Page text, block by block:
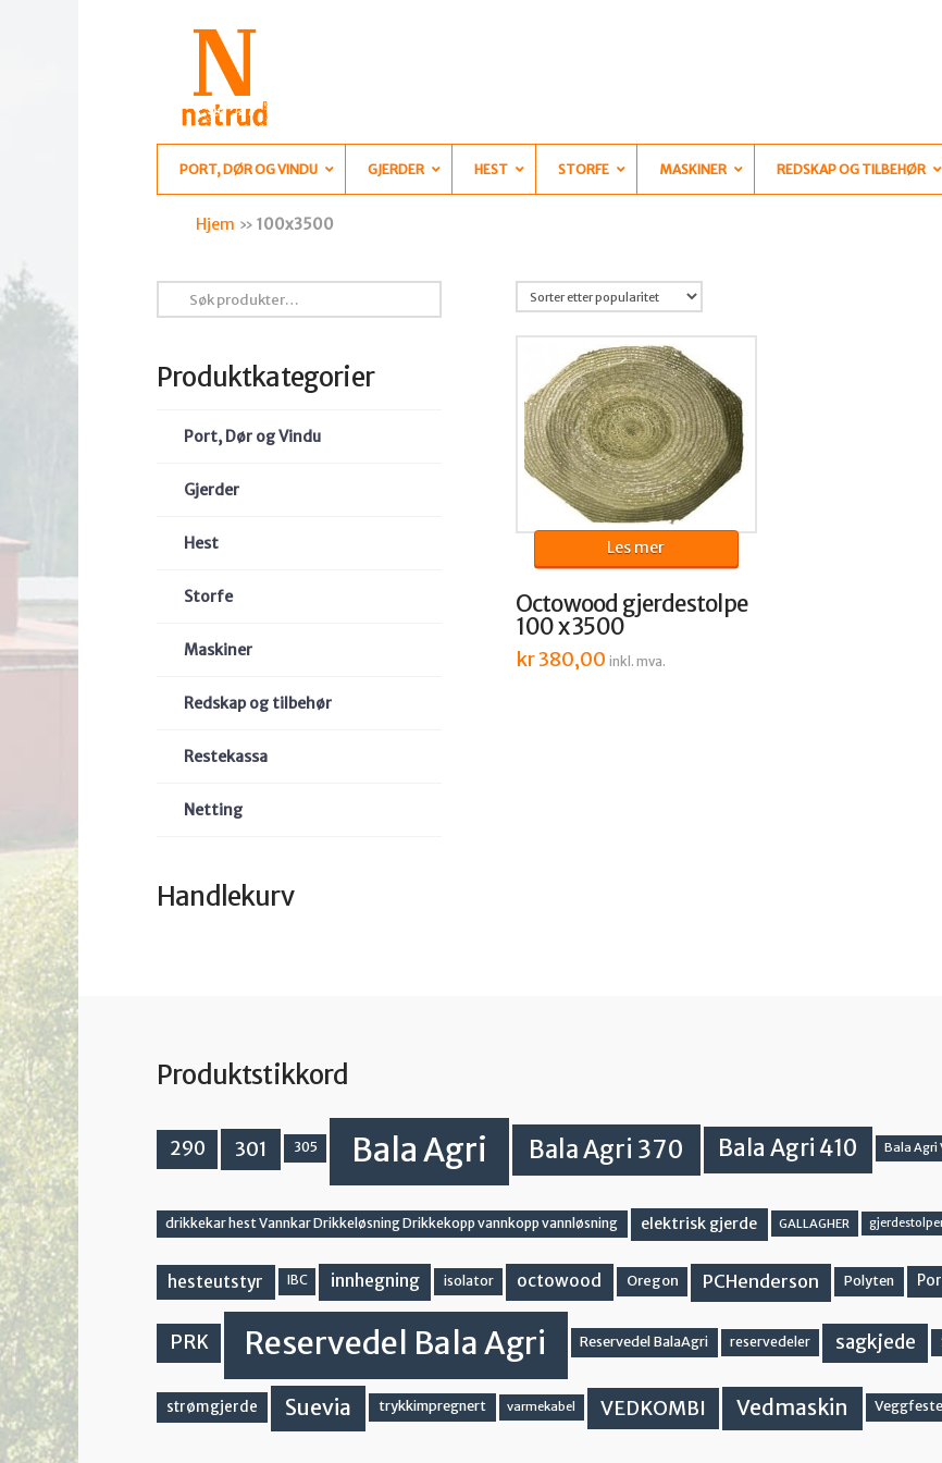
PORT, DØR OG VINDU GJERDER HEST STORFE MASKINER REDSKAP OG TILBEHØR
Hjem » 100x3500
Octowood gjerdestolpe
100 x 3500
kr380,00 inkl. mva.
Les mer
etter:
Produktkategorier
Port, Dør og Vindu
Gjerder
Hest
Storfe
Maskiner
Redskap og tilbehør
Restekassa
Netting
Handlekurv
Produktstikkord
290 301 305 Bala Agri Bala Agri 370 Bala Agri 410 Bala Agri
drikkekar hest Vannkar Drikkeløsning Drikkekopp vannkopp vannløsning elektrisk gjerde GALLAGHER
hesteutstyr IBC innhegning isolator octowood Oregon PCHenderson Polyten
PRK Reservedel Bala Agri Reservedel BalaAgri reservedeler sagkjede
strømgjerde Suevia trykkimpregnert varmekabel VEDKOMBI Vedmaskin Veggfeste